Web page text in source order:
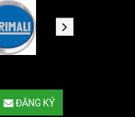
ĐĂNG KÝ